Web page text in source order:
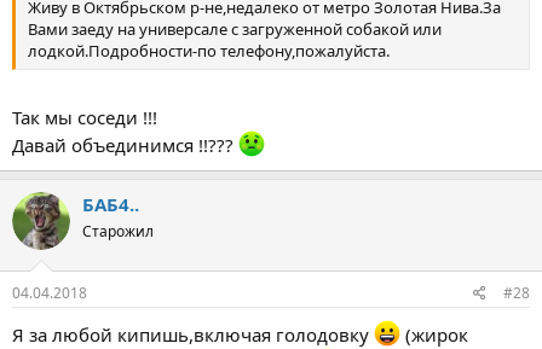
Живу в Октябрьском р-не,недалеко от метро Золотая Нива.За
Вами заеду на универсале с загруженной собакой или
лодкой.Подробности-по телефону,пожалуйста.
Так мы соседи !!!
Давай объединимся !!???
БАБ4..
Старожил
04.04.2018 #28
Я за любой кипишь,включая голодовку
(жирок